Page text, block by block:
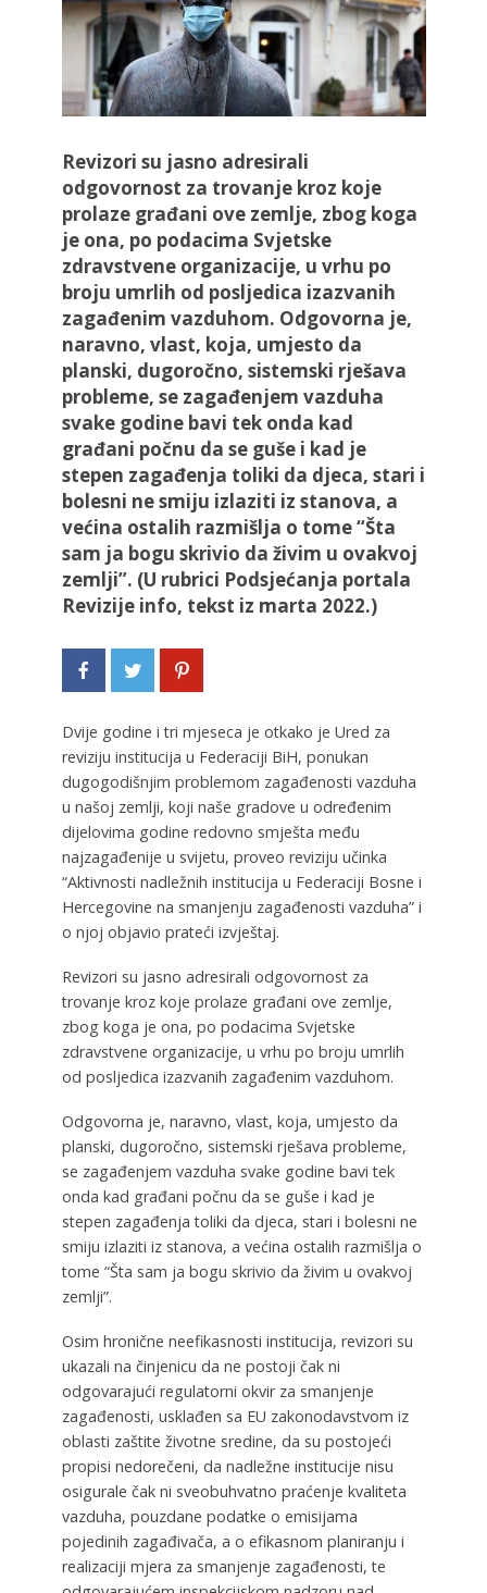
Revizori su jasno adresirali
odgovornost za trovanje kroz koje
prolaze građani ove zemlje, zbog koga
je ona, po podacima Svjetske
zdravstvene organizacije, u vrhu po
broju umrlih od posljedica izazvanih
zagađenim vazduhom. Odgovorna je,
naravno, vlast, koja, umjesto da
planski, dugoročno, sistemski rješava
probleme, se zagađenjem vazduha
svake godine bavi tek onda kad
građani počnu da se guše i kad je
stepen zagađenja toliki da djeca, stari i
bolesni ne smiju izlaziti iz stanova, a
većina ostalih razmišlja o tome “Šta
sam ja bogu skrivio da živim u ovakvoj
zemlji”. (U rubrici Podsjećanja portala
Revizije info, tekst iz marta 2022.)
Dvije godine i tri mjeseca je otkako je Ured za
reviziju institucija u Federaciji BiH, ponukan
dugogodišnjim problemom zagađenosti vazduha
u našoj zemlji, koji naše gradove u određenim
dijelovima godine redovno smješta među
najzagađenije u svijetu, proveo reviziju učinka
“Aktivnosti nadležnih institucija u Federaciji Bosne i
Hercegovine na smanjenju zagađenosti vazduha” i
o njoj objavio prateći izvještaj.
Revizori su jasno adresirali odgovornost za
trovanje kroz koje prolaze građani ove zemlje,
zbog koga je ona, po podacima Svjetske
zdravstvene organizacije, u vrhu po broju umrlih
od posljedica izazvanih zagađenim vazduhom.
Odgovorna je, naravno, vlast, koja, umjesto da
planski, dugoročno, sistemski rješava probleme,
se zagađenjem vazduha svake godine bavi tek
onda kad građani počnu da se guše i kad je
stepen zagađenja toliki da djeca, stari i bolesni ne
smiju izlaziti iz stanova, a većina ostalih razmišlja o
tome “Šta sam ja bogu skrivio da živim u ovakvoj
zemlji”.
Osim hronične neefikasnosti institucija, revizori su
ukazali na činjenicu da ne postoji čak ni
odgovarajući regulatorni okvir za smanjenje
zagađenosti, usklađen sa EU zakonodavstvom iz
oblasti zaštite životne sredine, da su postojeći
propisi nedorečeni, da nadležne institucije nisu
osigurale čak ni sveobuhvatno praćenje kvaliteta
vazduha, pouzdane podatke o emisijama
pojedinih zagađivača, a o efikasnom planiranju i
realizaciji mjera za smanjenje zagađenosti, te